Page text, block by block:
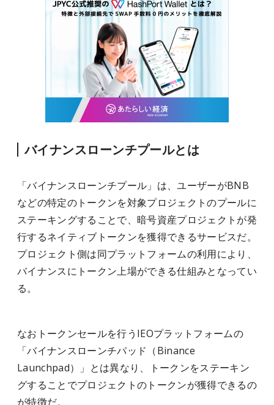
バイナンスローンチプールとは
「バイナンスローンチプール」は、ユーザーがBNB
などの特定のトークンを対象プロジェクトのプールに
ステーキングすることで、暗号資産プロジェクトが発
行するネイティブトークンを獲得できるサービスだ。
プロジェクト側は同プラットフォームの利用により、
バイナンスにトークン上場ができる仕組みとなってい
る。
なおトークンセールを行うIEOプラットフォームの
「バイナンスローンチパッド（Binance
Launchpad）」とは異なり、トークンをステーキン
グすることでプロジェクトのトークンが獲得できるの
が特徴だ。